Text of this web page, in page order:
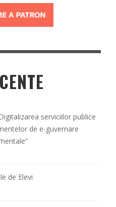
serviciilor publice
de e-guvernare
de Elevi